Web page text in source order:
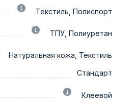
Текстиль, Полиспорт
ТПУ, Полиуретан
Натуральная кожа, Текстиль
Стандарт
Клеевой